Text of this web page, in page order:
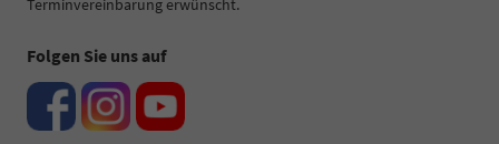
Terminvereinbarung erwünscht.
Folgen Sie uns auf